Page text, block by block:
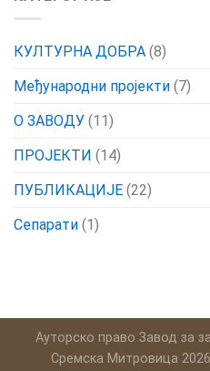
КУЛТУРНА ДОБРА (8)
Међународни пројекти (7)
О ЗАВОДУ (11)
ПРОЈЕКТИ (14)
ПУБЛИКАЦИЈЕ (22)
Сепарати (1)
Ауторско право Завод за
Сремска Митровица